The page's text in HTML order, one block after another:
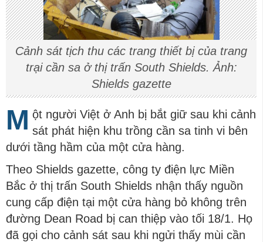
Cảnh sát tịch thu các trang thiết bị của trang
trại cần sa ở thị trấn South Shields. Ảnh:
Shields gazette
M ột người Việt ở Anh bị bắt giữ sau khi cảnh
sát phát hiện khu trồng cần sa tinh vi bên
dưới tầng hầm của một cửa hàng.
Theo Shields gazette, công ty điện lực Miền
Bắc ở thị trấn South Shields nhận thấy nguồn
cung cấp điện tại một cửa hàng bỏ không trên
đường Dean Road bị can thiệp vào tối 18/1. Họ
đã gọi cho cảnh sát sau khi ngửi thấy mùi cần